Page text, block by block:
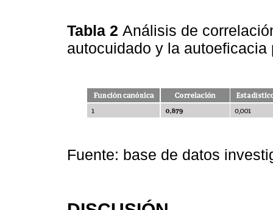
Tabla 2 Análisis de
autocuidado y la
Fuente: base de datos